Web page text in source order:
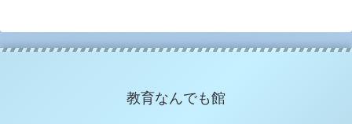
教育なんでも館